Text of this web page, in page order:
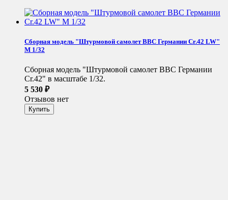
Сборная модель "Штурмовой самолет ВВС Германии Cr.42 LW"
М 1/32
Сборная модель "Штурмовой самолет ВВС Германии
Cr.42" в масштабе 1/32.
5 530 ₽
Отзывов нет